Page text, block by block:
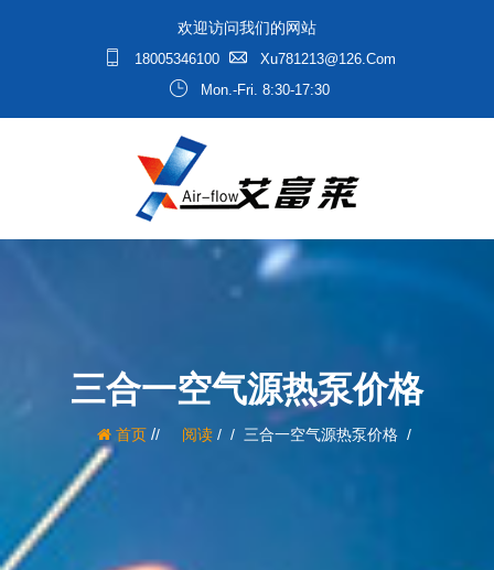
欢迎访问我们的网站
18005346100
Xu781213@126.com
Mon.-Fri. 8:30-17:30
三合一空气源热泵价格
首页/ 阅读/ 三合一空气源热泵价格